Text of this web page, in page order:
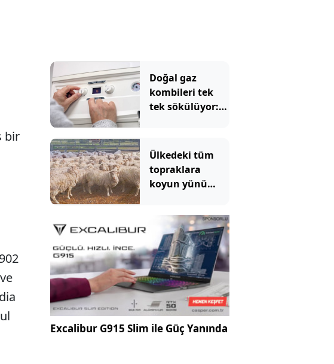
bir
Doğal gaz
kombileri tek
tek sökülüyor:
Ülkedeki tüm
topraklara
koyun yünü
başladılar
Excalibur G915 Slim ile Güç Yanında